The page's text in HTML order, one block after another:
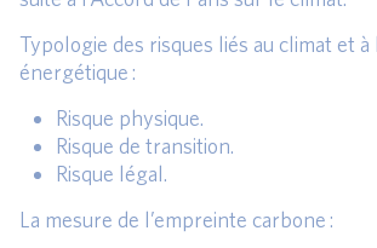
Typologie des risques liés au climat et
énergétique :
Risque physique.
Risque de transition.
Risque légal.
La mesure de l’empreinte carbone :